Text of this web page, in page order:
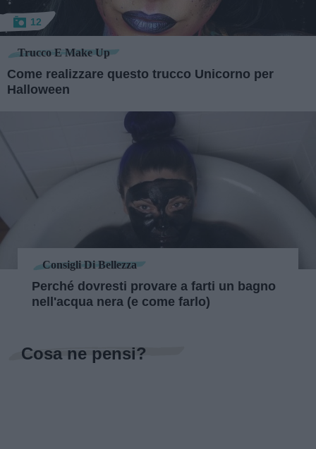
12
Trucco E Make Up
Come realizzare questo trucco Unicorno per
Halloween
Consigli Di Bellezza
Perché dovresti provare a farti un bagno
nell'acqua nera (e come farlo)
Cosa ne pensi?